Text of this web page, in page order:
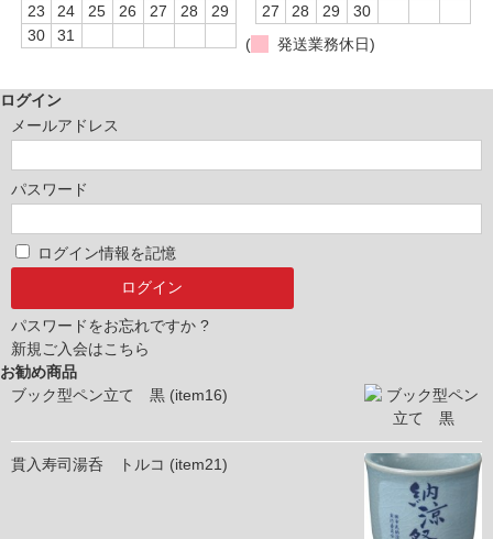
23
24 25 26 27 28
29
30
31
27
28 29
30
(
発送業務休日)
ログイン
メールアドレス
パスワード
ログイン情報を記憶
パスワードをお忘れですか ?
新規ご入会はこちら
お勧め商品
ブック型ペン立て 黒 (item16)
貫入寿司湯呑 トルコ (item21)